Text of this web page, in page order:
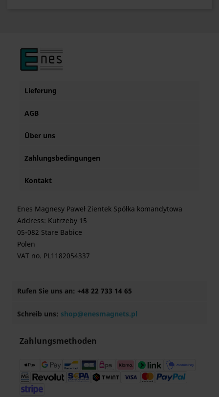
Lieferung
AGB
Über uns
Zahlungsbedingungen
Kontakt
Enes Magnesy Paweł Zientek Spółka komandytowa
Address: Kutrzeby 15
05-082 Stare Babice
Polen
VAT no. PL1182054337
Rufen Sie uns an: +48 22 733 14 65
Schreib uns: shop@enesmagnets.pl
Zahlungsmethoden